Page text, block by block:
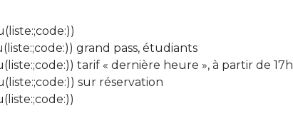
grand pass, étudiants
tarif « dernière heure », à partir de 17h
sur réservation